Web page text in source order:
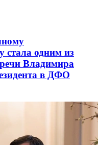
стала одним из
Владимира
в ДФО